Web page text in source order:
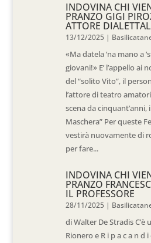
INDOVINA CHI
PRANZO GIGI
ATTORE
13/12/2025 |
«Ma datela ‘na mano a
giovani!» E’ l’appello ai
del “solito Vito”, il
l’attore di teatro
scena da cinquant’anni,
Maschera” Per queste
vestirà nuovamente di
per fare...
INDOVINA CHI
PRANZO
IL PROFESSORE
28/11/2025 |
di Walter De Stradis
Rionero e R i p a c a n d